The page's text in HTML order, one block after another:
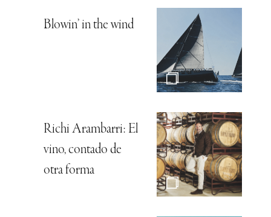
Blowin’ in the wind
Richi Arambarri: El
vino, contado de
otra forma